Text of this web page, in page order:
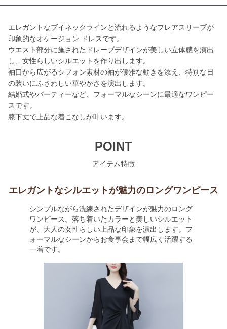
エレガントなブイネックラインと流れるようなフレアスリーブが
印象的なオケージョン ドレスです。
ウエスト部分に施されたドレープデザインが美しい立体感を演出
し、女性らしいシルエットを作り出します。
袖口から広がるシフォン素材の袖が優雅な動きを添え、特別な日
の装いにふさわしい華やかさを演出します。
結婚式やパーティーなど、フォーマルなシーンに最適なワンピー
スです。
膝下丈で上品な着こなしが叶います。
POINT
アイテム特徴
エレガントなシルエットが魅力のロングワンピース
シンプルながら洗練されたデザインが魅力のロング
ワンピース。落ち着いたカラーと美しいシルエット
が、大人の女性らしい上品な印象を演出します。フ
ォーマルなシーンからお食事会まで幅広く活躍する
一着です。